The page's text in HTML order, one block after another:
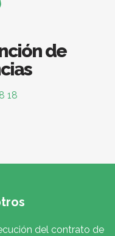
de
18
del contrato de